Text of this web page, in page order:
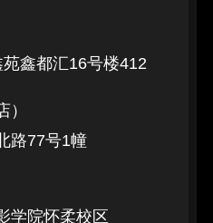
鑫都汇16号楼412
路77号1幢
学院怀柔校区